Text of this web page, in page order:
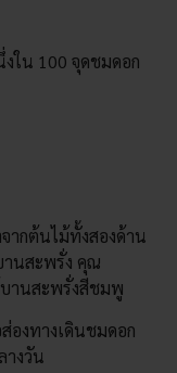
ใน 100 จุดชมดอก
ากต้นไม้ทั้งสองด้าน
านสะพรั่ง คุณ
านสะพรั่งสีชมพู
องทางเดินชมดอก
างวัน